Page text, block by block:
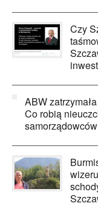
Czy
ABW
Co robią